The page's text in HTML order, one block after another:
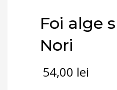
Foi alge
Nori
54,00 lei